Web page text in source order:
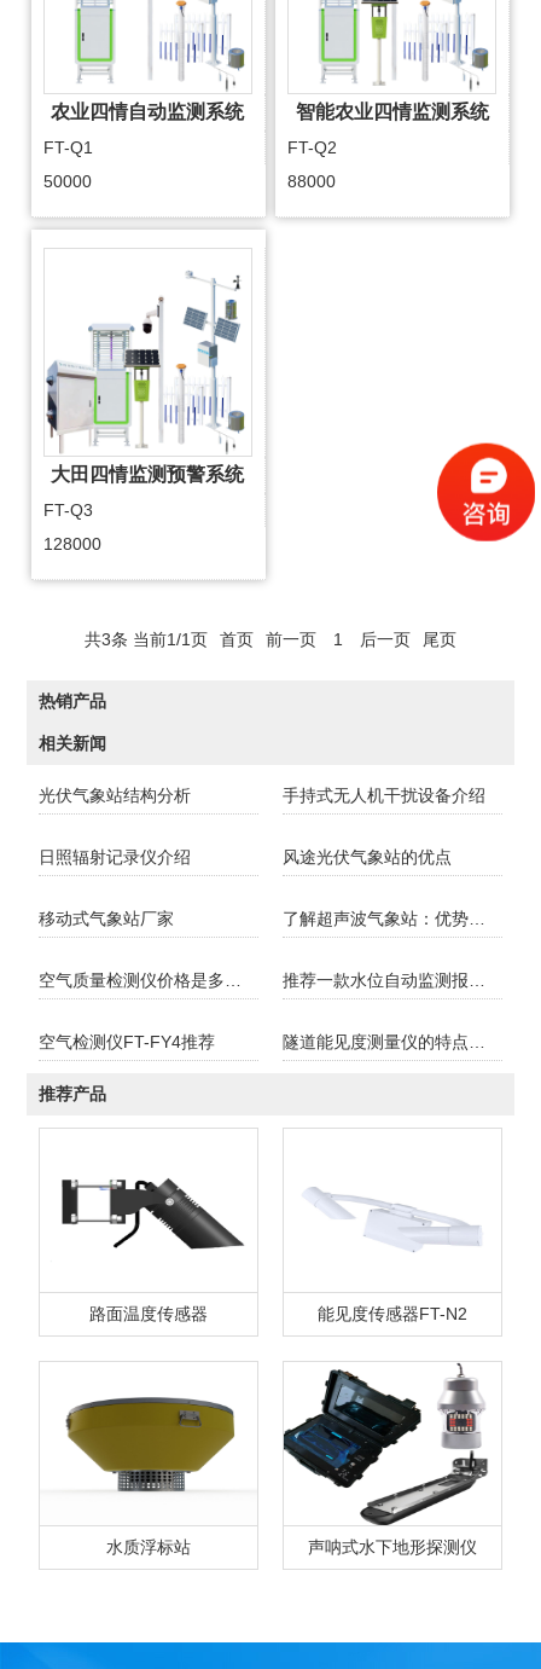
农业四情自动监测系统
FT-Q1
50000
智能农业四情监测系统
FT-Q2
88000
大田四情监测预警系统
FT-Q3
128000
共3条 当前1/1页 首页 前一页 1 后一页 尾页
热销产品
相关新闻
光伏气象站结构分析 手持式无人机干扰设备介绍
日照辐射记录仪介绍 风途光伏气象站的优点
移动式气象站厂家 了解超声波气象站：优势、功能和应用领域
空气质量检测仪价格是多少？ 推荐一款水位自动监测报警系统
空气检测仪FT-FY4推荐 隧道能见度测量仪的特点和功能
推荐产品
路面温度传感器 能见度传感器FT-N2
水质浮标站 声呐式水下地形探测仪